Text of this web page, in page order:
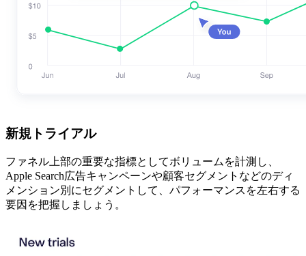
新規トライアル
ファネル上部の重要な指標としてボリュームを計測し、
Apple Search広告キャンペーンや顧客セグメントなどのディ
メンション別にセグメントして、パフォーマンスを左右する
要因を把握しましょう。